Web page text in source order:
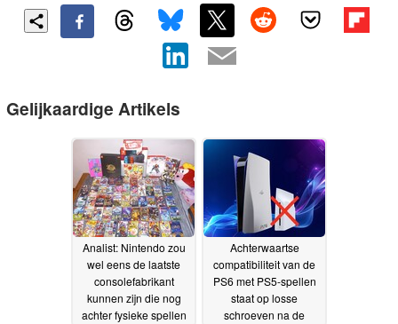
Gelijkaardige Artikels
Analist: Nintendo zou
wel eens de laatste
consolefabrikant
kunnen zijn die nog
achter fysieke spellen
Achterwaartse
compatibiliteit van de
PS6 met PS5-spellen
staat op losse
schroeven na de